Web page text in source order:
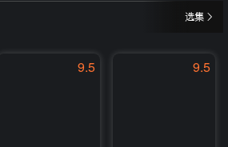
选集
9.5 9.5